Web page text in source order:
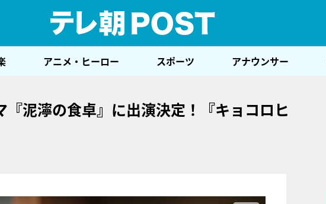
アニメ・ヒーロー スポーツ アナウンサー
泥濘の食卓』に出演決定！『キョコロヒ